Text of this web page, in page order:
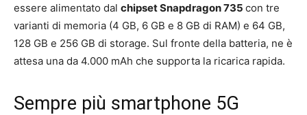
essere alimentato dal chipset Snapdragon 735 con tre
varianti di memoria (4 GB, 6 GB e 8 GB di RAM) e 64 GB,
128 GB e 256 GB di storage. Sul fronte della batteria, ne è
attesa una da 4.000 mAh che supporta la ricarica rapida.
Sempre più smartphone 5G